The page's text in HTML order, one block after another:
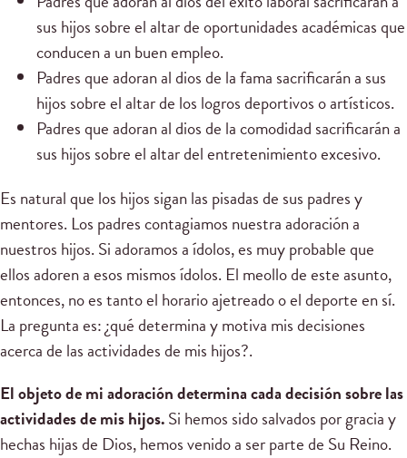
sus hijos sobre el altar de oportunidades académicas que
conducen a un buen empleo.
Padres que adoran al dios de la fama sacrificarán a sus
hijos sobre el altar de los logros deportivos o artísticos.
Padres que adoran al dios de la comodidad sacrificarán a
sus hijos sobre el altar del entretenimiento excesivo.
Es natural que los hijos sigan las pisadas de sus padres y
mentores. Los padres contagiamos nuestra adoración a
nuestros hijos. Si adoramos a ídolos, es muy probable que
ellos adoren a esos mismos ídolos. El meollo de este asunto,
entonces, no es tanto el horario ajetreado o el deporte en sí.
La pregunta es: ¿qué determina y motiva mis decisiones
acerca de las actividades de mis hijos?.
El objeto de mi adoración determina cada decisión sobre las
actividades de mis hijos.Si hemos sido salvados por gracia y
hechas hijas de Dios, hemos venido a ser parte de Su Reino.